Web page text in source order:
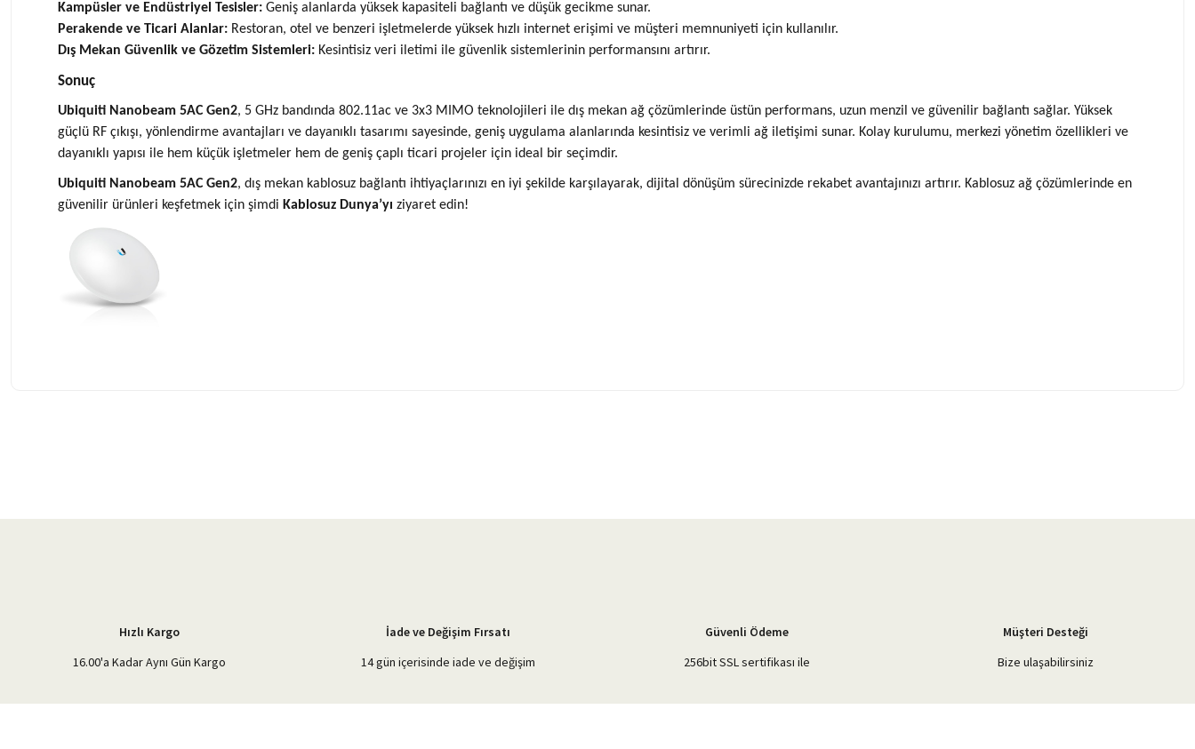
Kampüsler ve Endüstriyel Tesisler: Geniş alanlarda yüksek kapasiteli bağlantı ve düşük gecikme sunar.
Perakende ve Ticari Alanlar: Restoran, otel ve benzeri işletmelerde yüksek hızlı internet erişimi ve müşteri memnuniyeti için kullanılır.
Dış Mekan Güvenlik ve Gözetim Sistemleri: Kesintisiz veri iletimi ile güvenlik sistemlerinin performansını artırır.
Sonuç
Ubiquiti Nanobeam 5AC Gen2, 5 GHz bandında 802.11ac ve 3x3 MIMO teknolojileri ile dış mekan ağ çözümlerinde üstün performans, uzun menzil ve güvenilir bağlantı sağlar. Yüksek
güçlü RF çıkışı, yönlendirme avantajları ve dayanıklı tasarımı sayesinde, geniş uygulama alanlarında kesintisiz ve verimli ağ iletişimi sunar. Kolay kurulumu, merkezi yönetim özellikleri ve
dayanıklı yapısı ile hem küçük işletmeler hem de geniş çaplı ticari projeler için ideal bir seçimdir.
Ubiquiti Nanobeam 5AC Gen2, dış mekan kablosuz bağlantı ihtiyaçlarınızı en iyi şekilde karşılayarak, dijital dönüşüm sürecinizde rekabet avantajınızı artırır. Kablosuz ağ çözümlerinde en
güvenilir ürünleri keşfetmek için şimdi Kablosuz Dunya’yı ziyaret edin!
Hızlı Kargo
16.00'a Kadar Aynı Gün Kargo
İade ve Değişim Fırsatı
14 gün içerisinde iade ve değişim
Güvenli Ödeme
256bit SSL sertifikası ile
Müşteri Desteği
Bize ulaşabilirsiniz